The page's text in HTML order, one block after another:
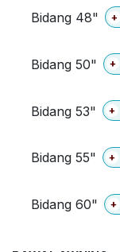
Bidang 48" +
Bidang 50" +
Bidang 53" +
Bidang 55" +
Bidang 60" +